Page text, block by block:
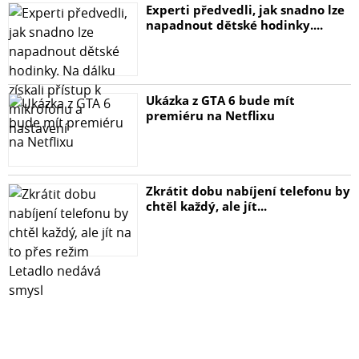
nálepek Fit-In. Vsaďte na plnou ochranu displeje a
bezproblémovou instalaci. Vyberte si
FlexibleGlass!Blesková reakce na dotekNic nenaštve tak,
jako neresponzivní displej. Proto jsme se postarali o to,
aby sklo FlexibleGlass perfektně reagovalo na dotek
prstu. Pokud na mobilu rádi hrajete, vyberte si naše
hybridní sklo. Garantujeme, že Vás nezklame. Navíc díky
Nalepte FlexibleGlass a užívejte si vysoce responzivní a
čistý displej! Dojem pocitu autentického dotyku
skutečného displeje je docilen 100% přesností a
citlivostí, které je docíleno laserovou technologií
výroby.SpecifikaceRozměry balení: 19x11x0,8 cm
(VxŠxH)Váha: 45gSada obsahuje: FlexibleGlass, kartičku
na rozetření bublin, polohovací samolepky Fit-In™ a
Experti předvedli, jak snadno lze
napadnout dětské hodinky....
Ukázka z GTA 6 bude mít
premiéru na Netflixu
Zkrátit dobu nabíjení telefonu by
chtěl každý, ale jít...